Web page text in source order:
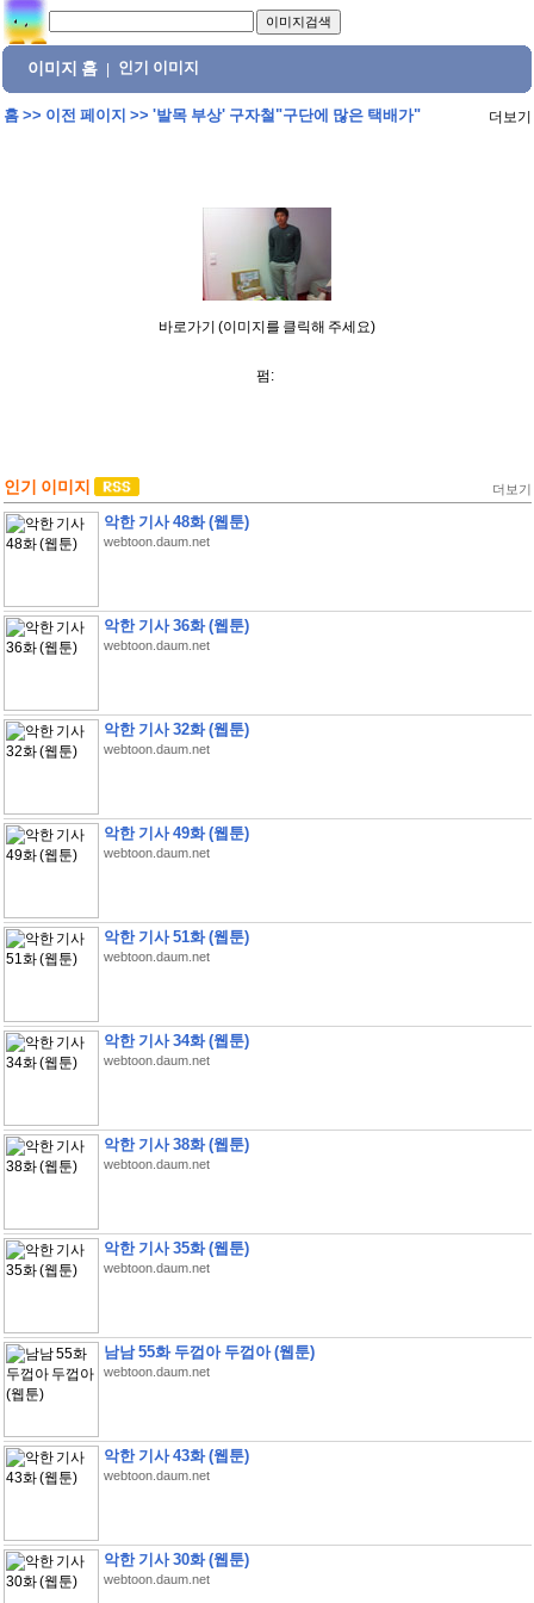
이미지 홈 인기 이미지
홈>> 이전 페이지 >> '발목 부상' 구자철"구단에 많은 택배가" 더보기
바로가기 (이미지를 클릭해 주세요)
펌:
인기 이미지 더보기
악한 기사 48화 (웹툰)
webtoon.daum.net
악한 기사 36화 (웹툰)
webtoon.daum.net
악한 기사 32화 (웹툰)
webtoon.daum.net
악한 기사 49화 (웹툰)
webtoon.daum.net
악한 기사 51화 (웹툰)
webtoon.daum.net
악한 기사 34화 (웹툰)
webtoon.daum.net
악한 기사 38화 (웹툰)
webtoon.daum.net
악한 기사 35화 (웹툰)
webtoon.daum.net
남남 55화 두껍아 두껍아 (웹툰)
webtoon.daum.net
악한 기사 43화 (웹툰)
webtoon.daum.net
악한 기사 30화 (웹툰)
webtoon.daum.net